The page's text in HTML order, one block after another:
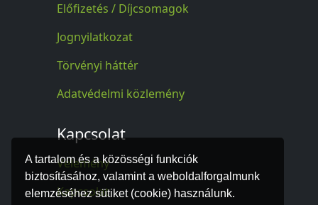
A tartalom és a közösségi funkciók
biztosításához, valamint a weboldalforgalmunk
elemzéséhez sütiket (cookie) használunk.
Előfizetés / Díjcsomagok
Jognyilatkozat
Törvényi háttér
Adatvédelmi közlemény
Kapcsolat
Vélemény
Kapcsolat